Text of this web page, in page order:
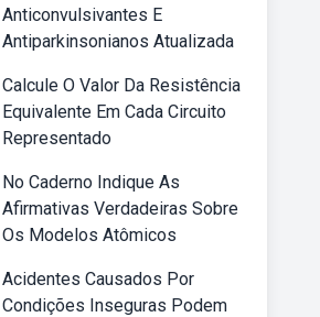
Anticonvulsivantes E
Antiparkinsonianos Atualizada
Calcule O Valor Da Resistência
Equivalente Em Cada Circuito
Representado
No Caderno Indique As
Afirmativas Verdadeiras Sobre
Os Modelos Atômicos
Acidentes Causados Por
Condições Inseguras Podem